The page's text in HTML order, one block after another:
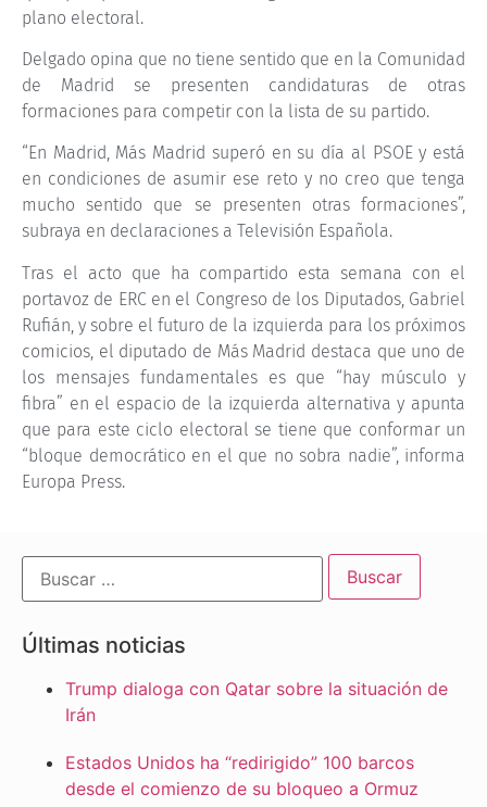
plano electoral.
Delgado opina que no tiene sentido que en la Comunidad
de Madrid se presenten candidaturas de otras
formaciones para competir con la lista de su partido.
“En Madrid, Más Madrid superó en su día al PSOE y está
en condiciones de asumir ese reto y no creo que tenga
mucho sentido que se presenten otras formaciones”,
subraya en declaraciones a Televisión Española.
Tras el acto que ha compartido esta semana con el
portavoz de ERC en el Congreso de los Diputados, Gabriel
Rufián, y sobre el futuro de la izquierda para los próximos
comicios, el diputado de Más Madrid destaca que uno de
los mensajes fundamentales es que “hay músculo y
fibra” en el espacio de la izquierda alternativa y apunta
que para este ciclo electoral se tiene que conformar un
“bloque democrático en el que no sobra nadie”, informa
Europa Press.
Últimas noticias
Trump dialoga con Qatar sobre la situación de
Irán
Estados Unidos ha “redirigido” 100 barcos
desde el comienzo de su bloqueo a Ormuz